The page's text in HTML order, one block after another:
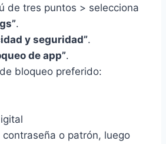
de tres puntos > selecciona
.
y seguridad”.
de app”.
bloqueo preferido:
contraseña o patrón, luego